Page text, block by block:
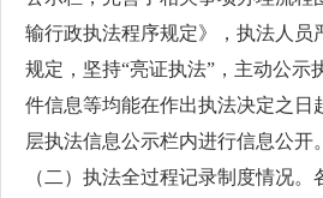
输行政执法程序规定》，执法人员
规定，坚持“亮证执法”，主动公示
件信息等均能在作出执法决定之日
层执法信息公示栏内进行信息公开。
（二）执法全过程记录制度情况。